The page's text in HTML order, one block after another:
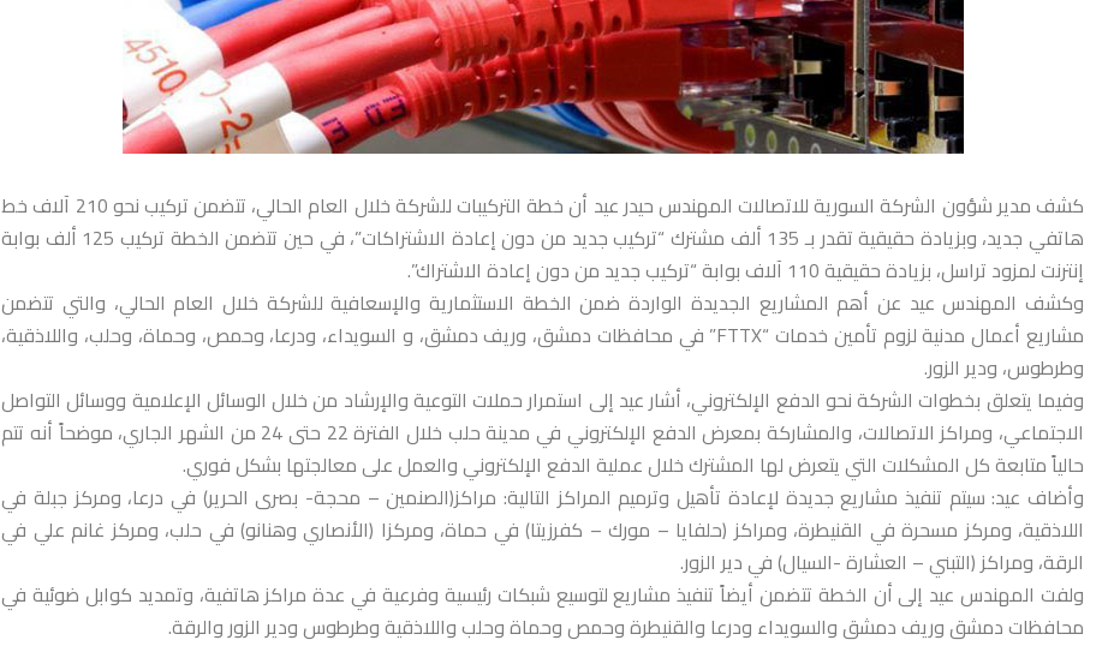
كشف مدير شؤون الشركة السورية للاتصالات المهندس حيدر عيد أن خطة التركيبات للشركة خلال العام الحالي، تتضمن تركيب نحو 210 آلاف خط
هاتفي جديد، وبزيادة حقيقية تقدر بـ 135 ألف مشترك “تركيب جديد من دون إعادة الاشتراكات”، في حين تتضمن الخطة تركيب 125 ألف بوابة
إنترنت لمزود تراسل، بزيادة حقيقية 110 آلاف بوابة “تركيب جديد من دون إعادة الاشتراك”.
وكشف المهندس عيد عن أهم المشاريع الجديدة الواردة ضمن الخطة الاستثمارية والإسعافية للشركة خلال العام الحالي، والتي تتضمن
مشاريع أعمال مدنية لزوم تأمين خدمات “FTTX” في محافظات دمشق، وريف دمشق، و السويداء، ودرعا، وحمص، وحماة، وحلب، واللاذقية،
وطرطوس، ودير الزور.
وفيما يتعلق بخطوات الشركة نحو الدفع الإلكتروني، أشار عيد إلى استمرار حملات التوعية والإرشاد من خلال الوسائل الإعلامية ووسائل التواصل
الاجتماعي، ومراكز الاتصالات، والمشاركة بمعرض الدفع الإلكتروني في مدينة حلب خلال الفترة 22 حتى 24 من الشهر الجاري، موضحاً أنه تتم
حالياً متابعة كل المشكلات التي يتعرض لها المشترك خلال عملية الدفع الإلكتروني والعمل على معالجتها بشكل فوري.
وأضاف عيد: سيتم تنفيذ مشاريع جديدة لإعادة تأهيل وترميم المراكز التالية: مراكز(الصنمين – محجة- بصرى الحرير) في درعا، ومركز جبلة في
اللاذقية، ومركز مسحرة في القنيطرة، ومراكز (حلفايا – مورك – كفرزيتا) في حماة، ومركزا (الأنصاري وهنانو) في حلب، ومركز غانم علي في
الرقة، ومراكز (التبني – العشارة -السيال) في دير الزور.
ولفت المهندس عيد إلى أن الخطة تتضمن أيضاً تنفيذ مشاريع لتوسيع شبكات رئيسية وفرعية في عدة مراكز هاتفية، وتمديد كوابل ضوئية في
محافظات دمشق وريف دمشق والسويداء ودرعا والقنيطرة وحمص وحماة وحلب واللاذقية وطرطوس ودير الزور والرقة.